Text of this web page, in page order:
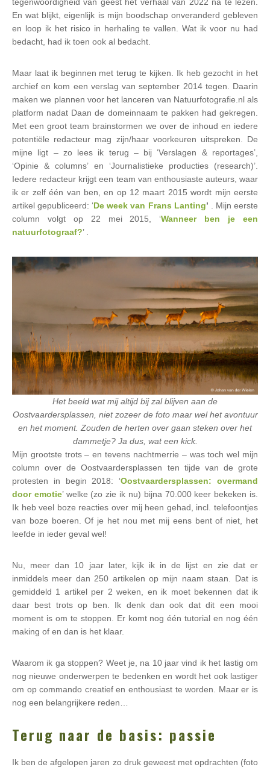
En wat blijkt, eigenlijk is mijn boodschap onveranderd gebleven
en loop ik het risico in herhaling te vallen. Wat ik voor nu had
bedacht, had ik toen ook al bedacht.
Maar laat ik beginnen met terug te kijken. Ik heb gezocht in het
archief en kom een verslag van september 2014 tegen. Daarin
maken we plannen voor het lanceren van Natuurfotografie.nl als
platform nadat Daan de domeinnaam te pakken had gekregen.
Met een groot team brainstormen we over de inhoud en iedere
potentiële redacteur mag zijn/haar voorkeuren uitspreken. De
mijne ligt – zo lees ik terug – bij ‘Verslagen & reportages’,
‘Opinie & columns’ en ‘Journalistieke producties (research)’.
Iedere redacteur krijgt een team van enthousiaste auteurs, waar
ik er zelf één van ben, en op 12 maart 2015 wordt mijn eerste
artikel gepubliceerd: ‘De week van Frans Lanting’ . Mijn eerste
column volgt op 22 mei 2015, ‘Wanneer ben je een
natuurfotograaf?’ .
Het beeld wat mij altijd bij zal blijven aan de
Oostvaardersplassen, niet zozeer de foto maar wel het avontuur
en het moment. Zouden de herten over gaan steken over het
dammetje? Ja dus, wat een kick.
Mijn grootste trots – en tevens nachtmerrie – was toch wel mijn
column over de Oostvaardersplassen ten tijde van de grote
protesten in begin 2018: ‘Oostvaardersplassen: overmand
door emotie’ welke (zo zie ik nu) bijna 70.000 keer bekeken is.
Ik heb veel boze reacties over mij heen gehad, incl. telefoontjes
van boze boeren. Of je het nou met mij eens bent of niet, het
leefde in ieder geval wel!
Nu, meer dan 10 jaar later, kijk ik in de lijst en zie dat er
inmiddels meer dan 250 artikelen op mijn naam staan. Dat is
gemiddeld 1 artikel per 2 weken, en ik moet bekennen dat ik
daar best trots op ben. Ik denk dan ook dat dit een mooi
moment is om te stoppen. Er komt nog één tutorial en nog één
making of en dan is het klaar.
Waarom ik ga stoppen? Weet je, na 10 jaar vind ik het lastig om
nog nieuwe onderwerpen te bedenken en wordt het ook lastiger
om op commando creatief en enthousiast te worden. Maar er is
nog een belangrijkere reden…
Terug naar de basis: passie
Ik ben de afgelopen jaren zo druk geweest met opdrachten (foto